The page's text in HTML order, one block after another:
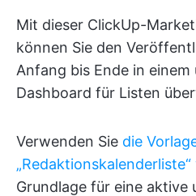
Mit dieser ClickUp-
können Sie den
Anfang bis Ende in
Dashboard für Listen
Verwenden Sie die
Grundlage für eine aktive